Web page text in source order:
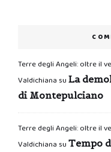
Terre degli Angeli: oltre il
Valdichiana su La
di Montepulciano
Terre degli Angeli: oltre il
Valdichiana su Tempo